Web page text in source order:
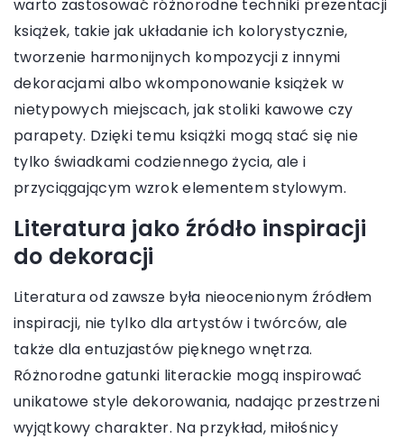
warto zastosować różnorodne techniki prezentacji
książek, takie jak układanie ich kolorystycznie,
tworzenie harmonijnych kompozycji z innymi
dekoracjami albo wkomponowanie książek w
nietypowych miejscach, jak stoliki kawowe czy
parapety. Dzięki temu książki mogą stać się nie
tylko świadkami codziennego życia, ale i
przyciągającym wzrok elementem stylowym.
Literatura jako źródło inspiracji
do dekoracji
Literatura od zawsze była nieocenionym źródłem
inspiracji, nie tylko dla artystów i twórców, ale
także dla entuzjastów pięknego wnętrza.
Różnorodne gatunki literackie mogą inspirować
unikatowe style dekorowania, nadając przestrzeni
wyjątkowy charakter. Na przykład, miłośnicy